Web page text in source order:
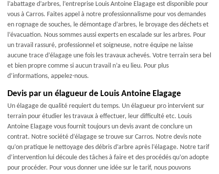
l’abattage d’arbres, l’entreprise Louis Antoine Elagage est disponible pour
vous à Carros. Faites appel à notre professionnalisme pour vos demandes
en rognage de souches, le démontage d’arbres, le broyage des déchets et
l’évacuation. Nous sommes aussi experts en escalade sur les arbres. Pour
un travail rassuré, professionnel et soigneuse, notre équipe ne laisse
aucune trace d’élagage une fois les travaux achevés. Votre terrain sera bel
et bien propre comme si aucun travail n’a eu lieu. Pour plus
d’informations, appelez-nous.
Devis par un élagueur de Louis Antoine Elagage
Un élagage de qualité requiert du temps. Un élagueur pro intervient sur
terrain pour étudier les travaux à effectuer, leur difficulté etc. Louis
Antoine Elagage vous fournit toujours un devis avant de conclure un
contrat. Notre société d’élagage se trouve sur Carros. Notre devis note
qu’on pratique le nettoyage des débris d’arbre après l’élagage. Notre tarif
d’intervention lui découle des tâches à faire et des procédés qu’on adopte
pour procéder. Pour vous donner une idée sur le tarif, nous pouvons